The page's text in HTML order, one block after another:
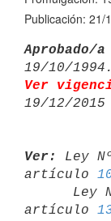
Publicación: 21/
Aprobado/
Ver
19/12/
Ver:
Ley
artículo
artículo